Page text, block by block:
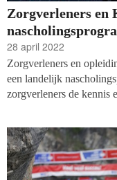
Zorgverleners en
28 april 2022
Zorgverleners en
een landelijk
zorgverleners de kennis
vanuit patiënten veel
hulp bestaat. Ook KWF